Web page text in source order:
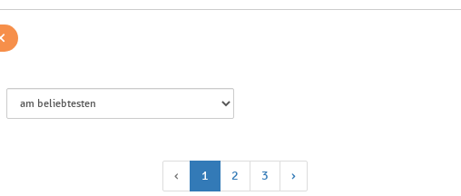
‹ 1 2 3 ›